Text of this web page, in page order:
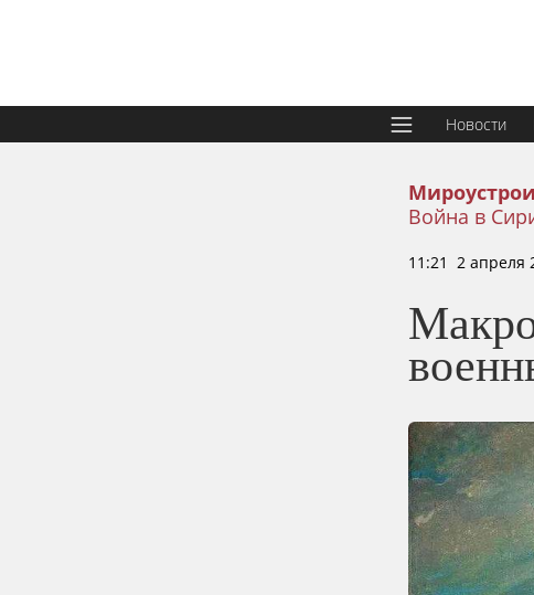
Новости
Война в
11:21 2 апреля